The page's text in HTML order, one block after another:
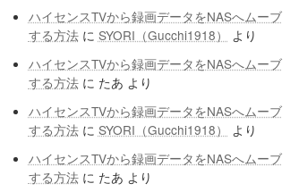
ハイセンスTVから録画データをNASへムーブ
する方法に SYORI（Gucchi1918）
より
ハイセンスTVから録画データをNASへムーブ
する方法に たあ より
ハイセンスTVから録画データをNASへムーブ
する方法に SYORI（Gucchi1918）
より
ハイセンスTVから録画データをNASへムーブ
する方法に たあ より